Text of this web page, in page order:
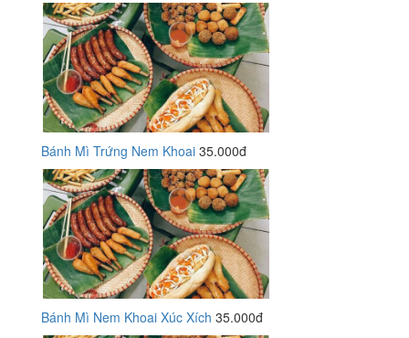
Bánh Mì Trứng Nem Khoai 35.000đ
Bánh Mì Nem Khoai Xúc Xích 35.000đ